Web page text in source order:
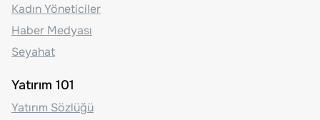
Kadın Yöneticiler
Haber Medyası
Seyahat
Yatırım 101
Yatırım Sözlüğü